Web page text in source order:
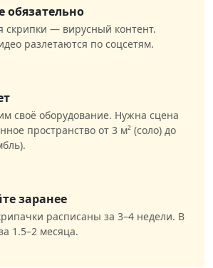
обязательно
скрипки — вирусный контент.
разлетаются по соцсетям.
своё оборудование. Нужна сцена
пространство от 3 м² (соло) до
заранее
расписаны за 3–4 недели. В
1.5–2 месяца.